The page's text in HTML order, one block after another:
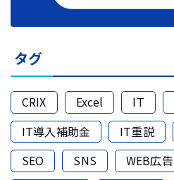
タグ
CRIX Excel IT
IT導入補助金
IT重説
SEO
SNS WEB広告